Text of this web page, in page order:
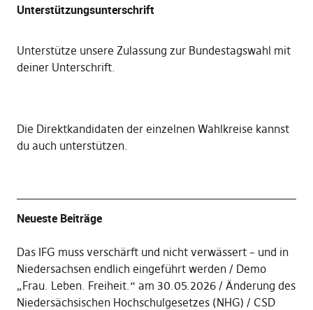
Unterstützungsunterschrift
Unterstütze unsere Zulassung zur Bundestagswahl mit
deiner Unterschrift.
Die Direktkandidaten der einzelnen Wahlkreise kannst
du auch unterstützen.
Neueste Beiträge
Das IFG muss verschärft und nicht verwässert – und in
Niedersachsen endlich eingeführt werden
Demo
„Frau. Leben. Freiheit.“ am 30.05.2026
Änderung des
Niedersächsischen Hochschulgesetzes (NHG)
CSD